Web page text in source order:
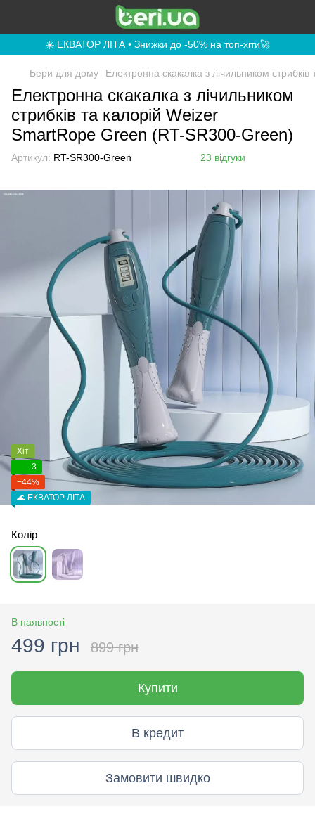
☀️ ЕКВАТОР ЛІТА • Знижки до -50% на топ-хіти🚀
Бери для дому Електронна скакалка з лічильником
Електронна скакалка з лічильником
стрибків та калорій Weizer
SmartRope Green (RT-SR300-Green)
Артикул: RT-SR300-Green 23 відгуки
Хіт
3
−44%
🌊 ЕКВАТОР ЛІТА
Колір
В наявності
499 грн 899 грн
Купити
В кредит
Замовити швидко